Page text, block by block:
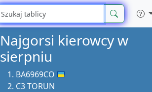
Najgorsi kierowcy w
sierpniu
BA6969CO
C3 TORUN